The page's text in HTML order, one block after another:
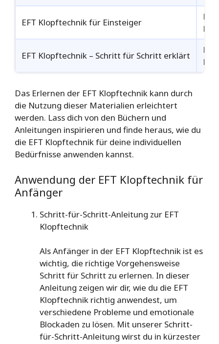
EFT Klopftechnik für Einsteiger
Link
EFT Klopftechnik – Schritt für Schritt erklärt
Link
Das Erlernen der EFT Klopftechnik kann durch
die Nutzung dieser Materialien erleichtert
werden. Lass dich von den Büchern und
Anleitungen inspirieren und finde heraus, wie du
die EFT Klopftechnik für deine individuellen
Bedürfnisse anwenden kannst.
Anwendung der EFT Klopftechnik für
Anfänger
Schritt-für-Schritt-Anleitung zur EFT
Klopftechnik
Als Anfänger in der EFT Klopftechnik ist es
wichtig, die richtige Vorgehensweise
Schritt für Schritt zu erlernen. In dieser
Anleitung zeigen wir dir, wie du die EFT
Klopftechnik richtig anwendest, um
verschiedene Probleme und emotionale
Blockaden zu lösen. Mit unserer Schritt-
für-Schritt-Anleitung wirst du in kürzester